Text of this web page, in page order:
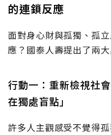
的連鎖反應
面對身心財與孤獨、孤
應？國泰人壽提出了兩大
行動一：重新檢視社
在獨處盲點」
許多人主觀感受不覺得